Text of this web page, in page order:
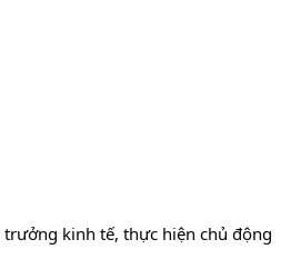
kinh tế, thực hiện chủ động